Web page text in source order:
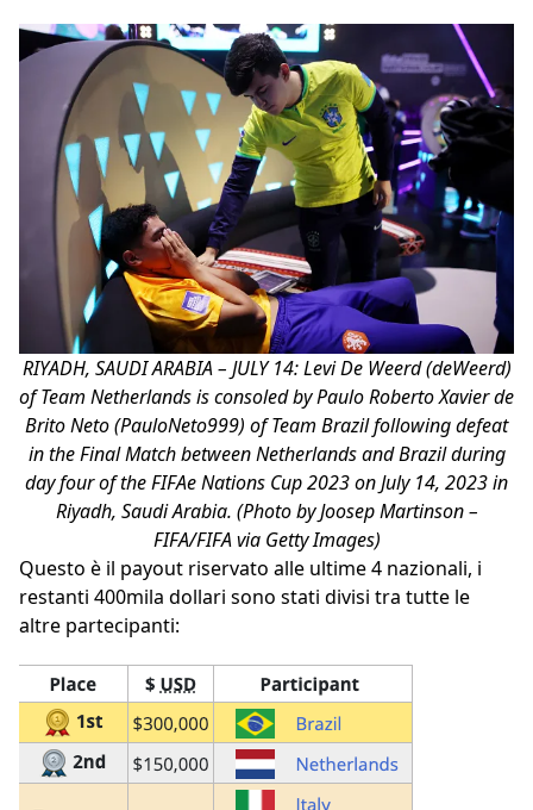
RIYADH, SAUDI ARABIA – JULY 14: Levi De Weerd (deWeerd)
of Team Netherlands is consoled by Paulo Roberto Xavier de
Brito Neto (PauloNeto999) of Team Brazil following defeat
in the Final Match between Netherlands and Brazil during
day four of the FIFAe Nations Cup 2023 on July 14, 2023 in
Riyadh, Saudi Arabia. (Photo by Joosep Martinson –
FIFA/FIFA via Getty Images)
Questo è il payout riservato alle ultime 4 nazionali, i
restanti 400mila dollari sono stati divisi tra tutte le
altre partecipanti: